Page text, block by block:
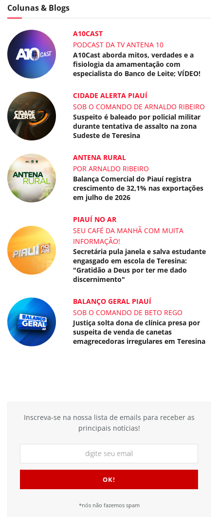
Colunas & Blogs
A10CAST
PODCAST DA TV ANTENA 10
A10Cast aborda mitos, verdades e a
fisiologia da amamentação com
especialista do Banco de Leite; VÍDEO!
CIDADE ALERTA PIAUÍ
SOB O COMANDO DE ARNALDO RIBEIRO
Suspeito é baleado por policial militar
durante tentativa de assalto na zona
Sudeste de Teresina
ANTENA RURAL
POR ARNALDO RIBEIRO
Balança Comercial do Piauí registra
crescimento de 32,1% nas exportações
em julho de 2026
PIAUÍ NO AR
SEU CAFÉ DA MANHÃ COM MUITA
INFORMAÇÃO!
Secretária pula janela e salva estudante
engasgado em escola de Teresina:
"Gratidão a Deus por ter me dado
discernimento"
BALANÇO GERAL PIAUÍ
SOB O COMANDO DE BETO REGO
Justiça solta dona de clínica presa por
suspeita de venda de canetas
emagrecedoras irregulares em Teresina
Inscreva-se na nossa lista de emails para receber as
principais notícias!
*nós não fazemos spam